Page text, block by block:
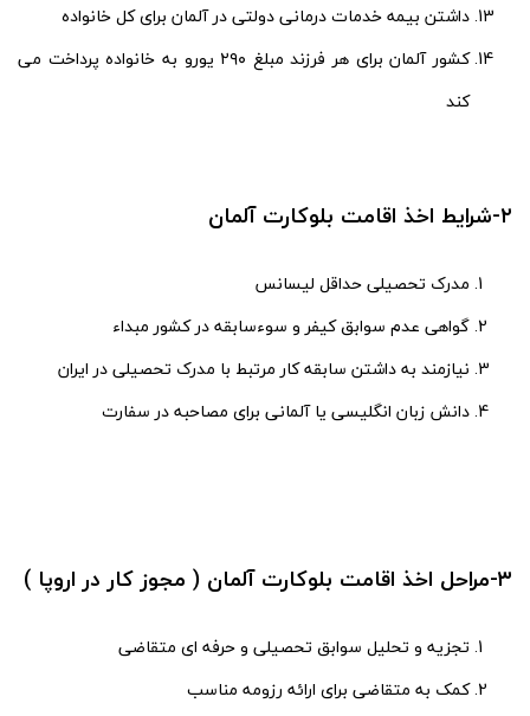
داشتن بیمه خدمات درمانی دولتی در آلمان برای کل خانواده
کشور آلمان برای هر فرزند مبلغ ۲۹۰ یورو به خانواده پرداخت می
کند
۲-شرایط اخذ اقامت بلوکارت آلمان
مدرک تحصیلی حداقل لیسانس
گواهی عدم سوابق کیفر و سوءسابقه در کشور مبداء
نیازمند به داشتن سابقه کار مرتبط با مدرک تحصیلی در ایران
دانش زبان انگلیسی یا آلمانی برای مصاحبه در سفارت
۳-مراحل اخذ اقامت بلوکارت آلمان ( مجوز کار در اروپا )
تجزیه و تحلیل سوابق تحصیلی و حرفه ای متقاضی
کمک به متقاضی برای ارائه رزومه مناسب